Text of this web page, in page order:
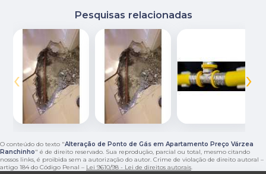
Pesquisas relacionadas
‹ ›
O conteúdo do texto "Alteração de Ponto de Gás em Apartamento Preço Várzea
Ranchinho" é de direito reservado. Sua reprodução, parcial ou total, mesmo citando
nossos links, é proibida sem a autorização do autor. Crime de violação de direito autoral –
artigo 184 do Código Penal – Lei 9610/98 - Lei de direitos autorais.